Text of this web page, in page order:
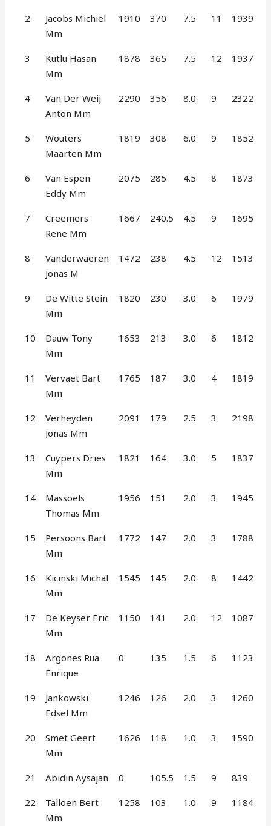
2
Jacobs Michiel
Mm
1910 370 7.5 11 1939
3
Kutlu Hasan
Mm
1878 365 7.5 12 1937
4
Van Der Weij
Anton Mm
2290 356 8.0 9 2322
5
Wouters
Maarten Mm
1819 308 6.0 9 1852
6
Van Espen
Eddy Mm
2075 285 4.5 8 1873
7
Creemers
Rene Mm
1667 240.5 4.5 9 1695
8
Vanderwaeren
Jonas M
1472 238 4.5 12 1513
9
De Witte Stein
Mm
1820 230 3.0 6 1979
10
Dauw Tony
Mm
1653 213 3.0 6 1812
11
Vervaet Bart
Mm
1765 187 3.0 4 1819
12
Verheyden
Jonas Mm
2091 179 2.5 3 2198
13
Cuypers Dries
Mm
1821 164 3.0 5 1837
14
Massoels
Thomas Mm
1956 151 2.0 3 1945
15
Persoons Bart
Mm
1772 147 2.0 3 1788
16
Kicinski Michal
Mm
1545 145 2.0 8 1442
17
De Keyser Eric
Mm
1150 141 2.0 12 1087
18
Argones Rua
Enrique
0 135 1.5 6 1123
19
Jankowski
Edsel Mm
1246 126 2.0 3 1260
20
Smet Geert
Mm
1626 118 1.0 3 1590
21 Abidin Aysajan 0 105.5 1.5 9 839
22
Talloen Bert
Mm
1258 103 1.0 9 1184